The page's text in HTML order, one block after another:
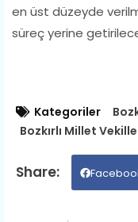
en üst düzeyde
süreç yerine
Kategoriler
Bozkırlı Millet